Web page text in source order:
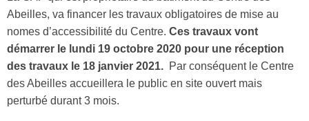
Abeilles, va financer les travaux obligatoires de mise au
nomes d’accessibilité du Centre. Ces travaux vont
démarrer le lundi 19 octobre 2020 pour une réception
des travaux le 18 janvier 2021. Par conséquent le Centre
des Abeilles accueillera le public en site ouvert mais
perturbé durant 3 mois.